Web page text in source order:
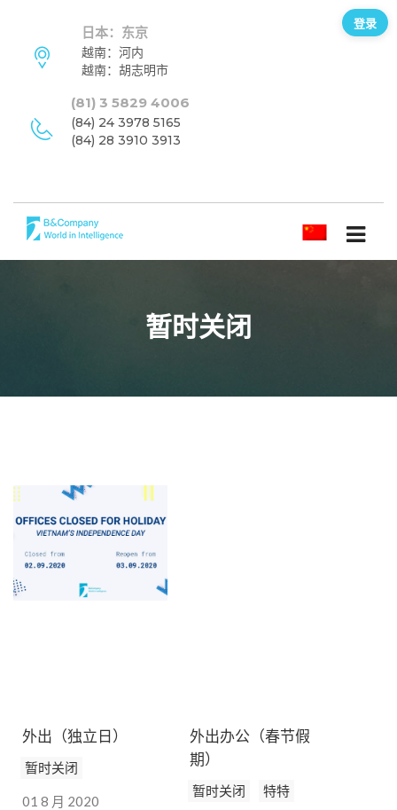
日本：东京
越南：河内
越南：胡志明市
(81) 3 5829 4006
(84) 24 3978 5165
(84) 28 3910 3913
简体中文
暂时关闭
外出（独立日）
暂时关闭
01 8 月 2020
外出办公（春节假
期）
暂时关闭 特特
登录
订阅新闻通讯